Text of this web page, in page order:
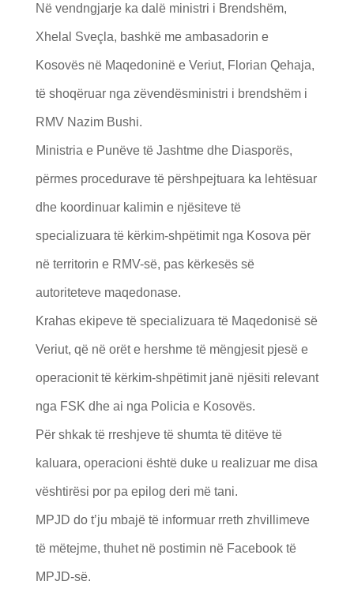
Në vendngjarje ka dalë ministri i Brendshëm,
Xhelal Sveçla, bashkë me ambasadorin e
Kosovës në Maqedoninë e Veriut, Florian Qehaja,
të shoqëruar nga zëvendësministri i brendshëm i
RMV Nazim Bushi.
Ministria e Punëve të Jashtme dhe Diasporës,
përmes procedurave të përshpejtuara ka lehtësuar
dhe koordinuar kalimin e njësiteve të
specializuara të kërkim-shpëtimit nga Kosova për
në territorin e RMV-së, pas kërkesës së
autoriteteve maqedonase.
Krahas ekipeve të specializuara të Maqedonisë së
Veriut, që në orët e hershme të mëngjesit pjesë e
operacionit të kërkim-shpëtimit janë njësiti relevant
nga FSK dhe ai nga Policia e Kosovës.
Për shkak të rreshjeve të shumta të ditëve të
kaluara, operacioni është duke u realizuar me disa
vështirësi por pa epilog deri më tani.
MPJD do t’ju mbajë të informuar rreth zhvillimeve
të mëtejme, thuhet në postimin në Facebook të
MPJD-së.